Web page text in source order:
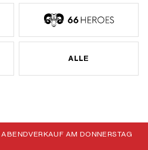
ALLE
ABENDVERKAUF AM DONNERSTAG